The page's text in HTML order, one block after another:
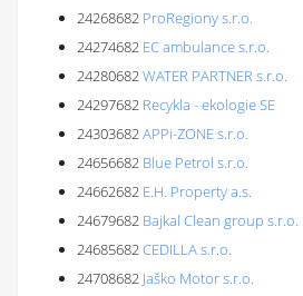
24268682 ProRegiony s.r.o.
24274682 EC ambulance s.r.o.
24280682WATER PARTNER s.r.o.
24297682 Recykla - ekologie SE
24303682APPi-ZONE s.r.o.
24656682 Blue Petrol s.r.o.
24662682 E.H. Property a.s.
24679682 Bajkal Clean group s.r.o.
24685682CEDILLA s.r.o.
24708682 Jaško Motor s.r.o.